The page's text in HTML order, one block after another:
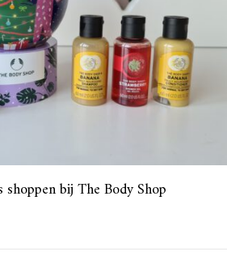
shoppen bij The Body Shop